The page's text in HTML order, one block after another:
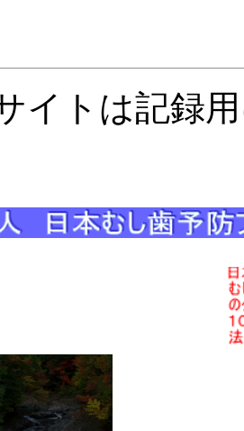
イトは記録